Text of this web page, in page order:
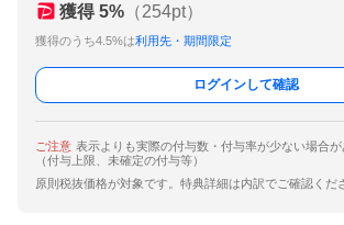
獲得 5% （254pt）
獲得のうち4.5%は利用先・期間限定
ログインして確認
ご注意 表示よりも実際の付与数・付与率が少ない場合が
（付与上限、未確定の付与等）
原則税抜価格が対象です。特典詳細は内訳でご確認くだ